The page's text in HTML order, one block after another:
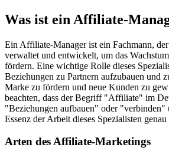
Was ist ein Affiliate-
Ein Affiliate-Manager ist ein Fachmann,
verwaltet und entwickelt, um das
fördern. Eine wichtige Rolle dieses
Beziehungen zu Partnern aufzubauen und
Marke zu fördern und neue Kunden zu
beachten, dass der Begriff "Affiliate" im
"Beziehungen aufbauen" oder "verbinden"
Essenz der Arbeit dieses Spezialisten
Arten des Affiliate-Marketings